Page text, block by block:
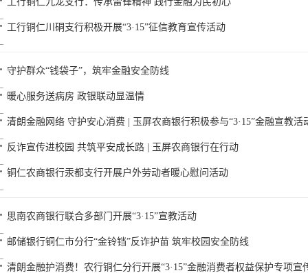
工行铜仁川硐支行积极开展“3·15”征信教育宣传活动
守护群众“钱袋子”，筑牢金融安全防线
暖心服务送病房 政银联动显温情
清朗金融网络 守护安心消费 | 玉屏农商银行积极参与“3·15”金融宣教活
反诈宣传进校园 共筑平安成长路 | 玉屏农商银行在行动
铜仁农商银行汞都支行开展户外劳动者暖心慰问活动
思南农商银行联合多部门开展“3·15”宣教活动
邮储银行铜仁市分行“金铃铛”反诈护苗 筑牢校园安全防线
清朗金融护消费！农行铜仁分行开展“3·15”金融消费者权益保护专项宣